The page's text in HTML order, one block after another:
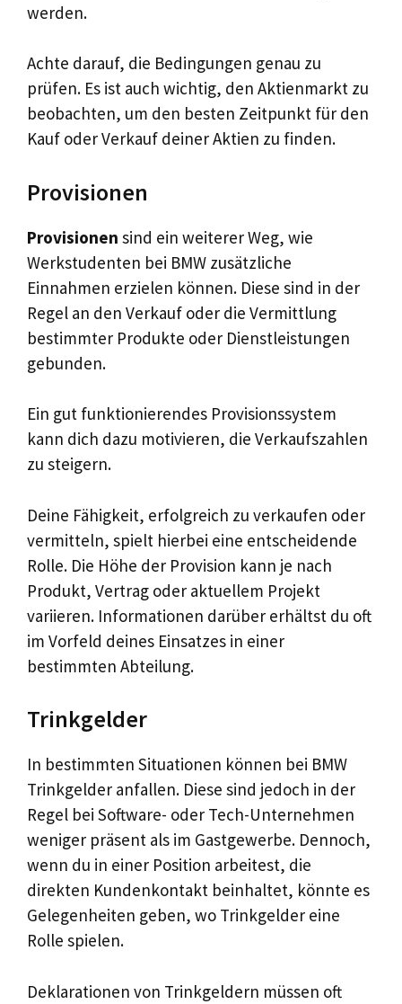
werden.
Achte darauf, die Bedingungen genau zu
prüfen. Es ist auch wichtig, den Aktienmarkt zu
beobachten, um den besten Zeitpunkt für den
Kauf oder Verkauf deiner Aktien zu finden.
Provisionen
Provisionen sind ein weiterer Weg, wie
Werkstudenten bei BMW zusätzliche
Einnahmen erzielen können. Diese sind in der
Regel an den Verkauf oder die Vermittlung
bestimmter Produkte oder Dienstleistungen
gebunden.
Ein gut funktionierendes Provisionssystem
kann dich dazu motivieren, die Verkaufszahlen
zu steigern.
Deine Fähigkeit, erfolgreich zu verkaufen oder
vermitteln, spielt hierbei eine entscheidende
Rolle. Die Höhe der Provision kann je nach
Produkt, Vertrag oder aktuellem Projekt
variieren. Informationen darüber erhältst du oft
im Vorfeld deines Einsatzes in einer
bestimmten Abteilung.
Trinkgelder
In bestimmten Situationen können bei BMW
Trinkgelder anfallen. Diese sind jedoch in der
Regel bei Software- oder Tech-Unternehmen
weniger präsent als im Gastgewerbe. Dennoch,
wenn du in einer Position arbeitest, die
direkten Kundenkontakt beinhaltet, könnte es
Gelegenheiten geben, wo Trinkgelder eine
Rolle spielen.
Deklarationen von Trinkgeldern müssen oft